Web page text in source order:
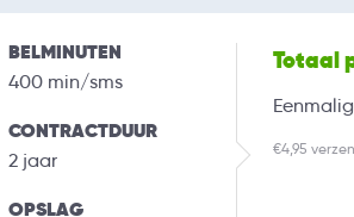
BELMINUTEN
400 min/sms
CONTRACTDUUR
2 jaar
OPSLAG
Totaal
€4,95